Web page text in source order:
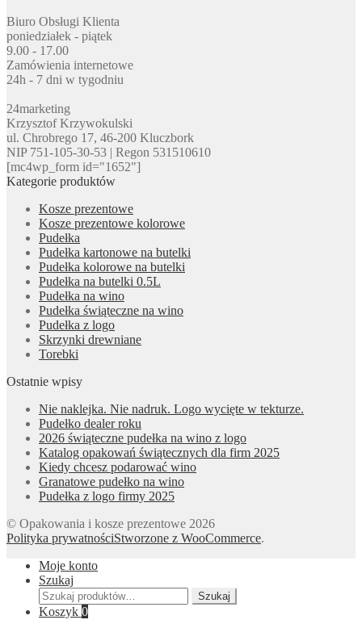
Biuro Obsługi Klienta
poniedziałek - piątek
9.00 - 17.00
Zamówienia internetowe
24h - 7 dni w tygodniu
24marketing
Krzysztof Krzywokulski
ul. Chrobrego 17, 46-200 Kluczbork
NIP 751-105-30-53 | Regon 531510610
[mc4wp_form id="1652"]
Kategorie produktów
Kosze prezentowe
Kosze prezentowe kolorowe
Pudełka
Pudełka kartonowe na butelki
Pudełka kolorowe na butelki
Pudełka na butelki 0.5L
Pudełka na wino
Pudełka świąteczne na wino
Pudełka z logo
Skrzynki drewniane
Torebki
Ostatnie wpisy
Nie naklejka. Nie nadruk. Logo wycięte w tekturze.
Pudełko dealer roku
2026 świąteczne pudełka na wino z logo
Katalog opakowań świątecznych dla firm 2025
Kiedy chcesz podarować wino
Granatowe pudełko na wino
Pudełka z logo firmy 2025
© Opakowania i kosze prezentowe 2026
Polityka prywatnościStworzone z WooCommerce.
Moje konto
Szukaj
Szukaj:
Szukaj
Koszyk 0